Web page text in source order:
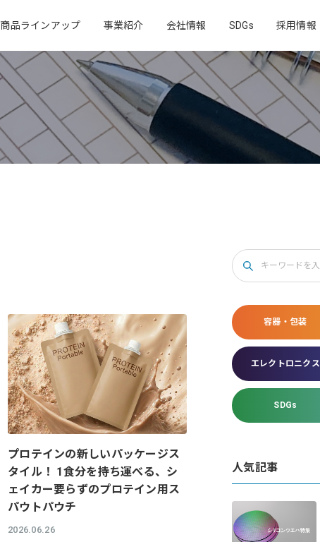
商品ラインアップ
エレクトロニクス 充填包装設備
事業紹介
エレクトロニクス事業 充填包装設備事業
会社情報
事業所一覧 社是・企業理念
SDGs 採用情報
事業紹介
プロテインの新しいパッケージス
タイル！ 1食分を持ち運べる、シ
ェイカー要らずのプロテイン用ス
パウトパウチ
2026.06.26
容器・包装
エレクトロニクス
SDGs
人気記事